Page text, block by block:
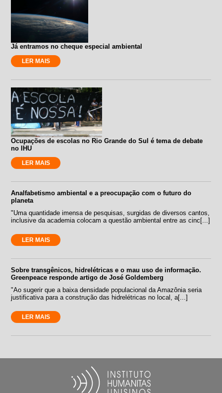
Já entramos no cheque especial ambiental
LER MAIS
Ocupações de escolas no Rio Grande do Sul é tema de debate
no IHU
LER MAIS
Analfabetismo ambiental e a preocupação com o futuro do
planeta
"Uma quantidade imensa de pesquisas, surgidas de diversos cantos,
inclusive da academia colocam a questão ambiental entre as cinc[...]
LER MAIS
Sobre transgênicos, hidrelétricas e o mau uso de informação.
Greenpeace responde artigo de José Goldemberg
"Ao sugerir que a baixa densidade populacional da Amazônia seria
justificativa para a construção das hidrelétricas no local, a[...]
LER MAIS